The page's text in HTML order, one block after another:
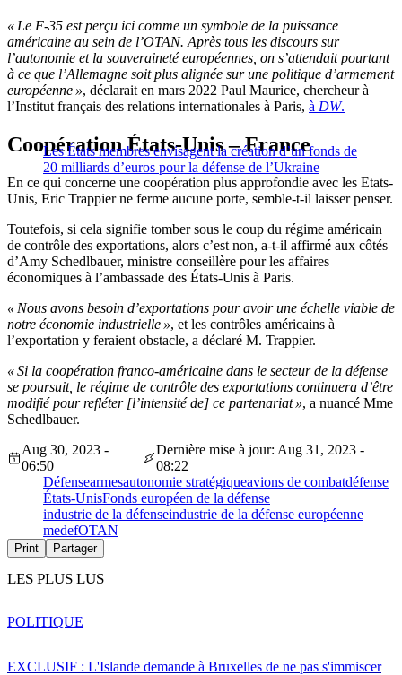
« Le F-35 est perçu ici comme un symbole de la puissance
américaine au sein de l’OTAN. Après tous les discours sur
l’autonomie et la souveraineté européennes, on s’attendait pourtant
à ce que l’Allemagne soit plus alignée sur une politique d’armement
européenne », déclarait en mars 2022 Paul Maurice, chercheur à
l’Institut français des relations internationales à Paris, à DW.
Les États membres envisagent la création d’un fonds de
20 milliards d’euros pour la défense de l’Ukraine
Coopération États-Unis – France
En ce qui concerne une coopération plus approfondie avec les Etats-
Unis, Eric Trappier ne ferme aucune porte, semble-t-il laisser penser.
Toutefois, si cela signifie tomber sous le coup du régime américain
de contrôle des exportations, alors c’est non, a-t-il affirmé aux côtés
d’Amy Schedlbauer, ministre conseillère pour les affaires
économiques à l’ambassade des États-Unis à Paris.
« Nous avons besoin d’exportations pour avoir une échelle viable de
notre économie industrielle », et les contrôles américains à
l’exportation y feraient obstacle, a déclaré M. Trappier.
« Si la coopération franco-américaine dans le secteur de la défense
se poursuit, le régime de contrôle des exportations continuera d’être
modifié pour refléter [l’intensité de] ce partenariat », a nuancé Mme
Schedlbauer.
Aug 30, 2023 -
06:50
Dernière mise à jour: Aug 31, 2023 -
08:22
Défensearmesautonomie stratégiqueavions de combatdéfense
États-UnisFonds européen de la défense
industrie de la défenseindustrie de la défense européenne
medefOTAN
Print Partager
LES PLUS LUS
EXCLUSIF : L'Islande demande à Bruxelles de ne pas s'immiscer
POLITIQUE